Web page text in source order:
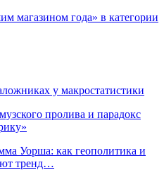
магазином года» в категории
у макростатистики
пролива и парадокс
Уорша: как геополитика и
тренд…